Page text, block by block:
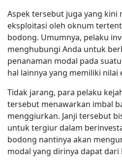
Aspek tersebut juga yang kini
eksploitasi oleh oknum
bodong. Umumnya, pelaku
menghubungi Anda untuk
penanaman modal pada suatu
hal lainnya yang memiliki nilai
Tidak jarang, para pelaku
tersebut menawarkan imbal
menggiurkan. Janji tersebut
untuk tergiur dalam
bodong nantinya akan
modal yang dirinya dapat dari